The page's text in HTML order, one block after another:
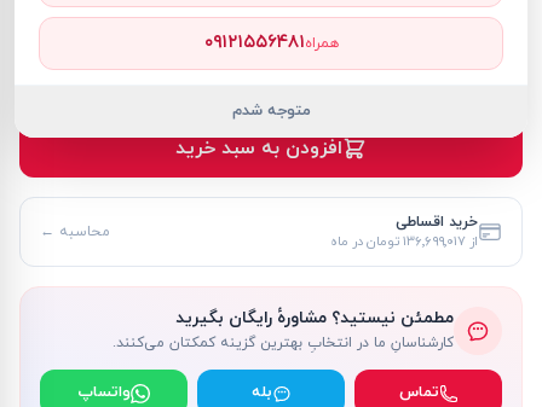
۱٬۴۹۱٬۲۶۲٬۰۰۰ تومان موجود
افزودن به سبد خرید
خرید اقساطی
از ۱۳۶٬۶۹۹٬۰۱۷ تومان در ماه محاسبه ←
مطمئن نیستید؟ مشاورهٔ رایگان بگیرید
کارشناسانِ ما در انتخابِ بهترین گزینه کمکتان می‌کنند.
تماس بله واتساپ
همراه۰۹۱۲۱۵۵۶۴۸۱
متوجه شدم